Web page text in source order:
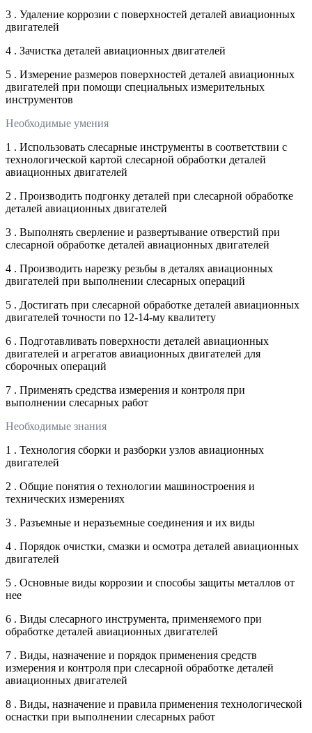
3 . Удаление коррозии с поверхностей деталей авиационных
двигателей
4 . Зачистка деталей авиационных двигателей
5 . Измерение размеров поверхностей деталей авиационных
двигателей при помощи специальных измерительных
инструментов
Необходимые умения
1 . Использовать слесарные инструменты в соответствии с
технологической картой слесарной обработки деталей
авиационных двигателей
2 . Производить подгонку деталей при слесарной обработке
деталей авиационных двигателей
3 . Выполнять сверление и развертывание отверстий при
слесарной обработке деталей авиационных двигателей
4 . Производить нарезку резьбы в деталях авиационных
двигателей при выполнении слесарных операций
5 . Достигать при слесарной обработке деталей авиационных
двигателей точности по 12-14-му квалитету
6 . Подготавливать поверхности деталей авиационных
двигателей и агрегатов авиационных двигателей для
сборочных операций
7 . Применять средства измерения и контроля при
выполнении слесарных работ
Необходимые знания
1 . Технология сборки и разборки узлов авиационных
двигателей
2 . Общие понятия о технологии машиностроения и
технических измерениях
3 . Разъемные и неразъемные соединения и их виды
4 . Порядок очистки, смазки и осмотра деталей авиационных
двигателей
5 . Основные виды коррозии и способы защиты металлов от
нее
6 . Виды слесарного инструмента, применяемого при
обработке деталей авиационных двигателей
7 . Виды, назначение и порядок применения средств
измерения и контроля при слесарной обработке деталей
авиационных двигателей
8 . Виды, назначение и правила применения технологической
оснастки при выполнении слесарных работ